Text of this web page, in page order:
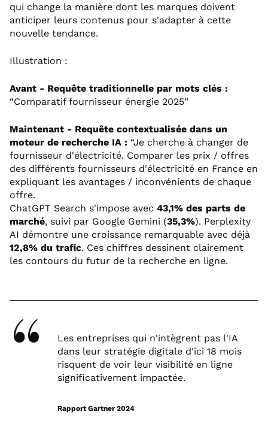
qui change la manière dont les marques doivent
anticiper leurs contenus pour s'adapter à cette
nouvelle tendance.
Illustration :
Avant - Requête traditionnelle par mots clés :
“Comparatif fournisseur énergie 2025”
Maintenant - Requête contextualisée dans un
moteur de recherche IA : “Je cherche à changer de
fournisseur d'électricité. Comparer les prix / offres
des différents fournisseurs d'électricité en France en
expliquant les avantages / inconvénients de chaque
offre.
ChatGPT Search s'impose avec 43,1% des parts de
marché, suivi par Google Gemini (35,3%). Perplexity
AI démontre une croissance remarquable avec déjà
12,8% du trafic. Ces chiffres dessinent clairement
les contours du futur de la recherche en ligne.
Les entreprises qui n'intègrent pas l'IA
dans leur stratégie digitale d'ici 18 mois
risquent de voir leur visibilité en ligne
significativement impactée.
Rapport Gartner 2024